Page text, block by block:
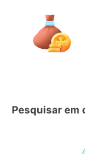
Pesquisar em